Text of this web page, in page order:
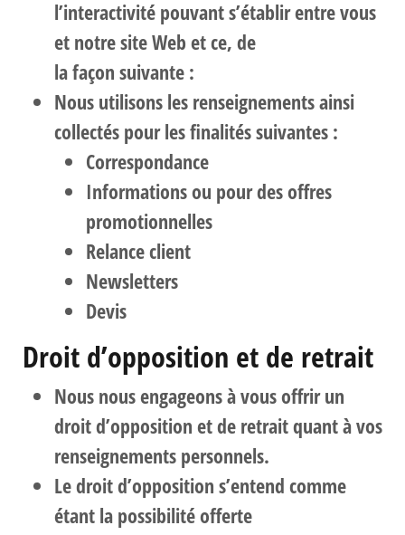
l’interactivité pouvant s’établir entre vous
et notre site Web et ce, de
la façon suivante :
Nous utilisons les renseignements ainsi
collectés pour les finalités suivantes :
Correspondance
Informations ou pour des offres
promotionnelles
Relance client
Newsletters
Devis
Droit d’opposition et de retrait
Nous nous engageons à vous offrir un
droit d’opposition et de retrait quant à vos
renseignements personnels.
Le droit d’opposition s’entend comme
étant la possibilité offerte